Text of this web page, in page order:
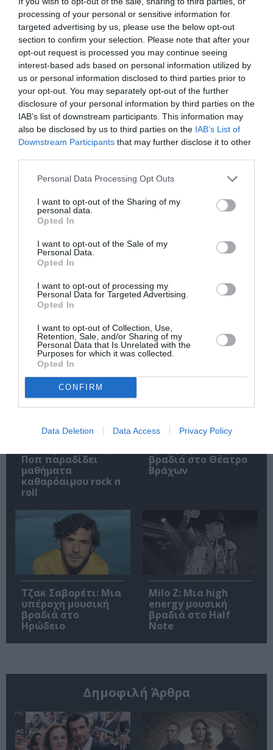
processing of your personal or sensitive information for
targeted advertising by us, please use the below opt-out
section to confirm your selection. Please note that after your
opt-out request is processed you may continue seeing
interest-based ads based on personal information utilized by
us or personal information disclosed to third parties prior to
your opt-out. You may separately opt-out of the further
disclosure of your personal information by third parties on the
IAB’s list of downstream participants. This information may
also be disclosed by us to third parties on the IAB’s List of
Downstream Participants that may further disclose it to other
Personal Data Processing Opt Outs
I want to opt-out of the Sharing of my
personal data.
Opted In
I want to opt-out of the Sale of my
Personal Data.
Opted In
I want to opt-out of processing my
Personal Data for Targeted Advertising.
Opted In
I want to opt-out of Collection, Use,
Retention, Sale, and/or Sharing of my
Personal Data that Is Unrelated with the
Purposes for which it was collected.
Opted In
CONFIRM
Data Deletion Data Access Privacy Policy
Δείτε όλα τα τελευταία νέαγια την Τέχνη και τον
Πολιτισμό στοCulturenow.gr
Νέοι Διαγωνισμοί❯
Tags
MADRUGADA SIVERT HØYEM
Κάθε βδομάδα στο e-mail σας τα τελευταία νέα για
την Τέχνη και τον Πολιτισμό!
Σχετικά Άρθρα
Release Athens 2022:
Ποπ παραδίδει
μαθήματα
καθαρόαιμου rock n
roll
Beth Hart: Μια
βραδιά στο Θέατρο
Βράχων
Τζακ Σαβορέτι: Μια
υπέροχη μουσική
βραδιά στο
Ηρώδειο
Milo Z: Μια high
energy μουσική
βραδιά στο Half
Note
Δημοφιλή Άρθρα